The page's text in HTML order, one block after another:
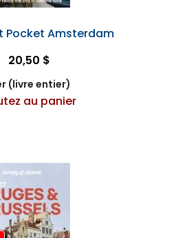
Pocket Amsterdam
20,50 $
(livre entier)
au panier